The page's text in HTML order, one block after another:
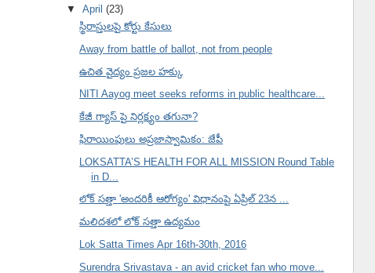
▼April(23)
స్థిరాస్తులపై కోర్టు కేసులు
Away from battle of ballot, not from people
ఉచిత వైద్యం ప్రజల హక్కు
NITI Aayog meet seeks reforms in public healthcare...
కేజీ గ్యాస్ పై నిర్లక్ష్యం తగునా?
ఫిరాయింపులు అప్రజాస్వామికం: జేపీ
LOKSATTA’S HEALTH FOR ALL MISSION Round Table
in D...
లోక్ సత్తా 'అందరికీ ఆరోగ్యం' విధానంపై ఏప్రిల్ 23న ...
మలిదశలో లోక్ సత్తా ఉద్యమం
Lok Satta Times Apr 16th-30th, 2016
Surendra Srivastava - an avid cricket fan who move...